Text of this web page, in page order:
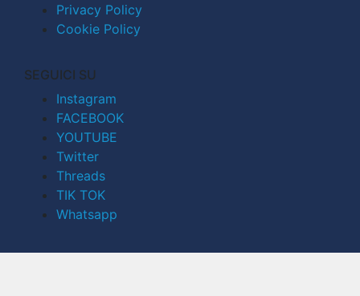
Privacy Policy
Cookie Policy
SEGUICI SU
Instagram
FACEBOOK
YOUTUBE
Twitter
Threads
TIK TOK
Whatsapp